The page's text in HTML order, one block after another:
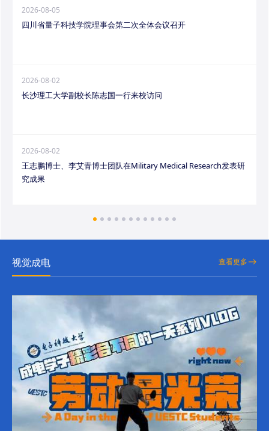
2026-08-05
四川省量子科技学院理事会第二次全体会议召开
2026-08-02
长沙理工大学副校长陈志国一行来校访问
2026-08-02
王志鹏博士、李艾青博士团队在Military Medical Research发表研
究成果
视觉成电 查看更多